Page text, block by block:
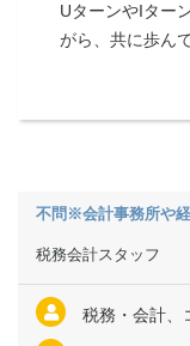
UターンやIター
がら、共に歩ん
不問※会計事務所や
税務会計スタッフ
税務・会計、